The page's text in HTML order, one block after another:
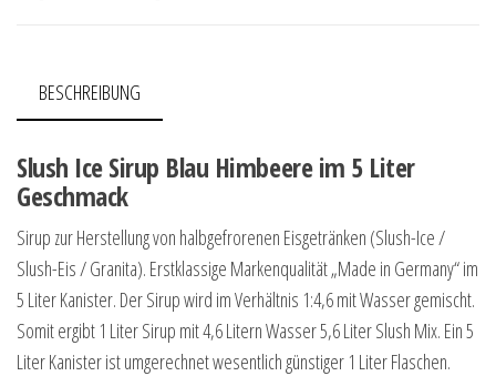
BESCHREIBUNG
Slush Ice Sirup Blau Himbeere im 5 Liter
Geschmack
Sirup zur Herstellung von halbgefrorenen Eisgetränken (Slush-Ice /
Slush-Eis / Granita). Erstklassige Markenqualität „Made in Germany“ im
5 Liter Kanister. Der Sirup wird im Verhältnis 1:4,6 mit Wasser gemischt.
Somit ergibt 1 Liter Sirup mit 4,6 Litern Wasser 5,6 Liter Slush Mix. Ein 5
Liter Kanister ist umgerechnet wesentlich günstiger 1 Liter Flaschen.